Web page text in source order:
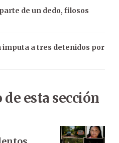
de un dedo, filosos
imputa a tres detenidos por
esta sección